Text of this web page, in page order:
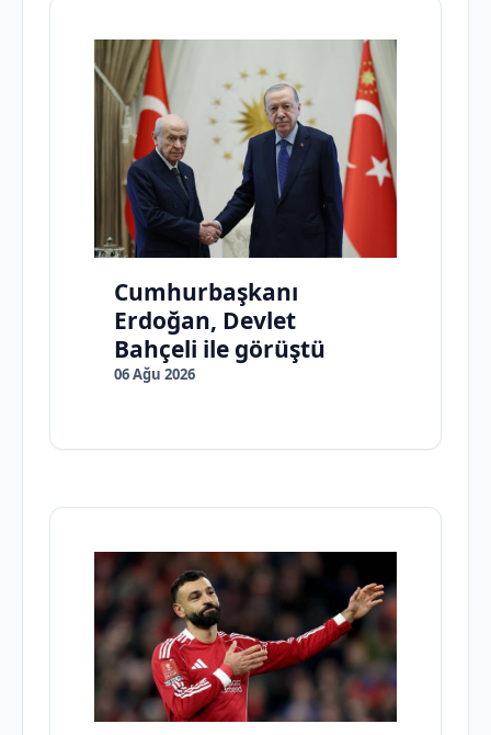
Cumhurbaşkanı
Erdoğan, Devlet
Bahçeli ile görüştü
06 Ağu 2026